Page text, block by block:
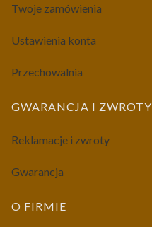
Twoje zamówienia
Ustawienia konta
Przechowalnia
GWARANCJA I ZWROTY
Reklamacje i zwroty
Gwarancja
O FIRMIE